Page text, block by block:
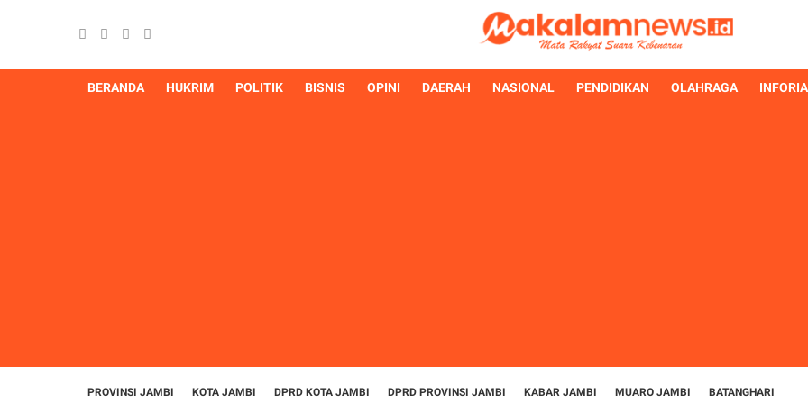
BERANDA HUKRIM POLITIK BISNIS OPINI DAERAH NASIONAL PENDIDIKAN OLAHRAGA
PROVINSI JAMBI KOTA JAMBI DPRD KOTA JAMBI DPRD PROVINSI JAMBI KABAR JAMBI MUARO JAMBI BATANGHARI